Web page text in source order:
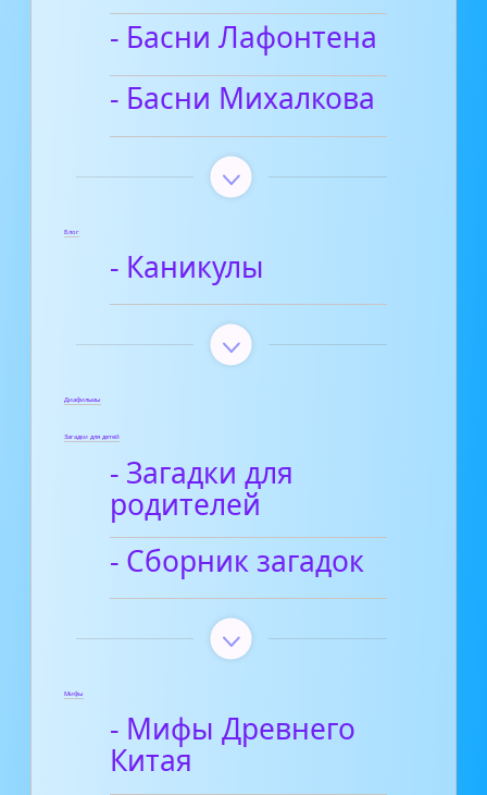
- Басни Лафонтена
- Басни Михалкова
Блог
- Каникулы
Диафильмы
Загадки для детей
- Загадки для
родителей
- Сборник загадок
Мифы
- Мифы Древнего
Китая